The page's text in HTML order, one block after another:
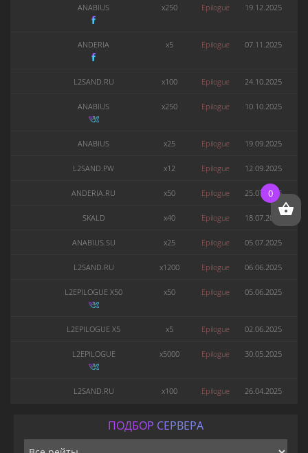
ANABIUS x250 Epilogue 19.12.2025
ANDERIA x5 Epilogue 07.11.2025
L2SAND.RU x100 Epilogue 24.10.2025
ANABIUS x250 Epilogue 10.10.2025
ANABIUS x25 Epilogue 19.09.2025
L2SAND.PW x12 Epilogue 12.09.2025
ANDERIA.RU x50 Epilogue 25.07.2025
SKALD x40 Epilogue 18.07.2025
ANABIUS.SU x25 Epilogue 05.07.2025
L2SAND.RU x1200 Epilogue 06.06.2025
L2EPILOGUE X50 x50 Epilogue 05.06.2025
L2EPILOGUE X5 x5 Epilogue 02.06.2025
L2EPILOGUE x5000 Epilogue 30.05.2025
L2SAND.RU x100 Epilogue 26.04.2025
ПОДБОР СЕРВЕРА
0